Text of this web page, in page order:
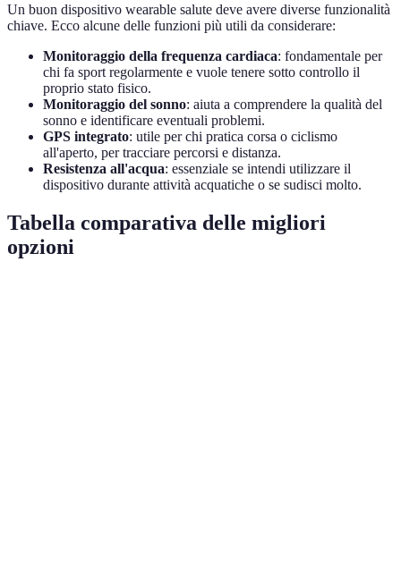
Un buon dispositivo wearable salute deve avere diverse funzionalità
chiave. Ecco alcune delle funzioni più utili da considerare:
Monitoraggio della frequenza cardiaca: fondamentale per
chi fa sport regolarmente e vuole tenere sotto controllo il
proprio stato fisico.
Monitoraggio del sonno: aiuta a comprendere la qualità del
sonno e identificare eventuali problemi.
GPS integrato: utile per chi pratica corsa o ciclismo
all'aperto, per tracciare percorsi e distanza.
Resistenza all'acqua: essenziale se intendi utilizzare il
dispositivo durante attività acquatiche o se sudisci molto.
Tabella comparativa delle migliori
opzioni